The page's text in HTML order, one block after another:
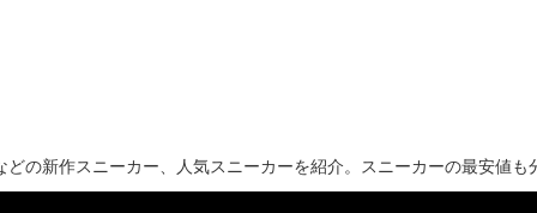
の新作スニーカー、人気スニーカーを紹介。スニーカーの最安値